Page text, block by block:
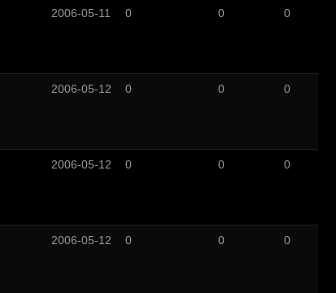
2006-05-11 0 0 0
2006-05-12 0 0 0
2006-05-12 0 0 0
2006-05-12 0 0 0